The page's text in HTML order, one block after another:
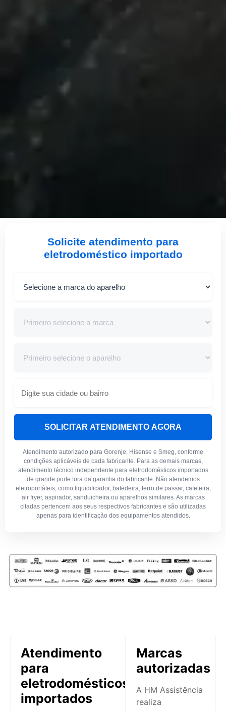
Solicite atendimento para
eletrodoméstico importado
SOLICITAR ATENDIMENTO AGORA
Atendimento autorizado para Gorenje, Hisense e Smeg, conforme
condições aplicáveis de cada fabricante. Para as demais marcas,
atendimento técnico independente para eletrodomésticos importados
de grande porte fora da garantia do fabricante. Não atendemos
eletroportáteis, como liquidificador, batedeira, ferro de passar, cafeteira,
air fryer, aspirador, sanduicheira ou aparelhos similares. As marcas
citadas pertencem aos seus respectivos fabricantes e são utilizadas
apenas para identificação dos equipamentos atendidos.
Atendimento
para
eletrodomésticos
importados
Marcas
autorizadas
A HM Assistência
realiza